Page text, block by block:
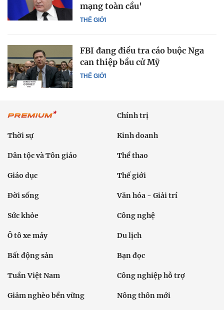
THẾ GIỚI
mạng toàn cầu'
THẾ GIỚI
FBI đang điều tra cáo buộc Nga
can thiệp bầu cử Mỹ
Chính trị
Thời sự Kinh doanh
Dân tộc và Tôn giáo Thể thao
Giáo dục Thế giới
Đời sống Văn hóa - Giải trí
Sức khỏe Công nghệ
Ô tô xe máy Du lịch
Bất động sản Bạn đọc
Tuần Việt Nam Công nghiệp hỗ trợ
Giảm nghèo bền vững Nông thôn mới